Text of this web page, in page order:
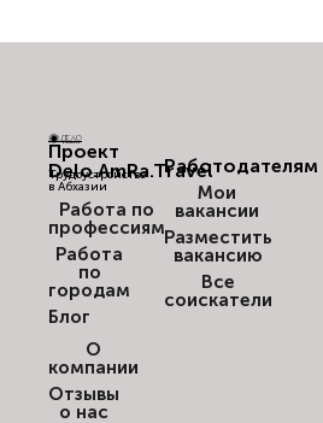
Проект
Delo.AmRa.Travel
Трудоустройство
в Абхазии
Работа по
профессиям
Работа
по
городам
Блог
О
компании
Отзывы
о нас
Работодателям
Мои
вакансии
Разместить
вакансию
Все
соискатели